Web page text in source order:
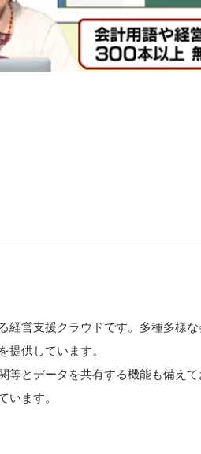
営支援クラウドです。多種多様
供しています。
とデータを共有する機能も備え
ます。